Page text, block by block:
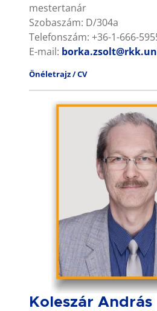
mestertanár
Szobaszám: D/304a
Telefonszám: +36-1-666-
E-mail:
Önéletrajz / CV
Koleszár András